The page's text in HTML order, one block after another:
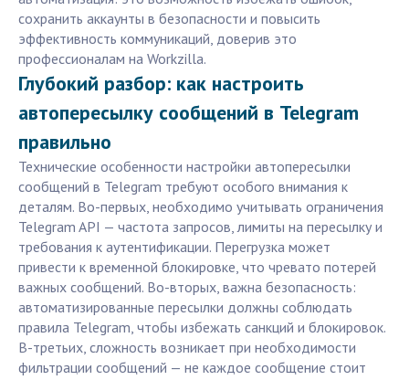
сохранить аккаунты в безопасности и повысить
эффективность коммуникаций, доверив это
профессионалам на Workzilla.
Глубокий разбор: как настроить
автопересылку сообщений в Telegram
правильно
Технические особенности настройки автопересылки
сообщений в Telegram требуют особого внимания к
деталям. Во-первых, необходимо учитывать ограничения
Telegram API — частота запросов, лимиты на пересылку и
требования к аутентификации. Перегрузка может
привести к временной блокировке, что чревато потерей
важных сообщений. Во-вторых, важна безопасность:
автоматизированные пересылки должны соблюдать
правила Telegram, чтобы избежать санкций и блокировок.
В-третьих, сложность возникает при необходимости
фильтрации сообщений — не каждое сообщение стоит